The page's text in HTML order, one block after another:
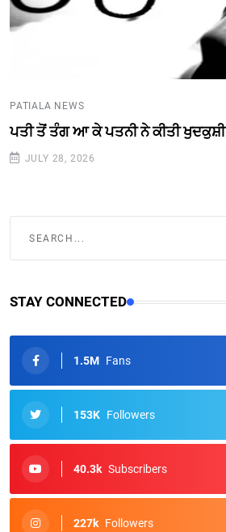
PATIALA NEWS
ਪਤੀ ਤੋਂ ਤੰਗ ਆ ਕੇ ਪਤਨੀ ਨੇ ਕੀਤੀ ਖੁਦਕੁਸ਼ੀ
JULY 28, 2026
STAY CONNECTED
1.5M Fans
153K Followers
40.3k Subscribers
227k Followers